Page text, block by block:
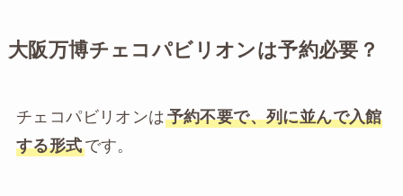
大阪万博チェコパビリオンは予約必要？
チェコパビリオンは予約不要で、列に並んで入館
する形式です。